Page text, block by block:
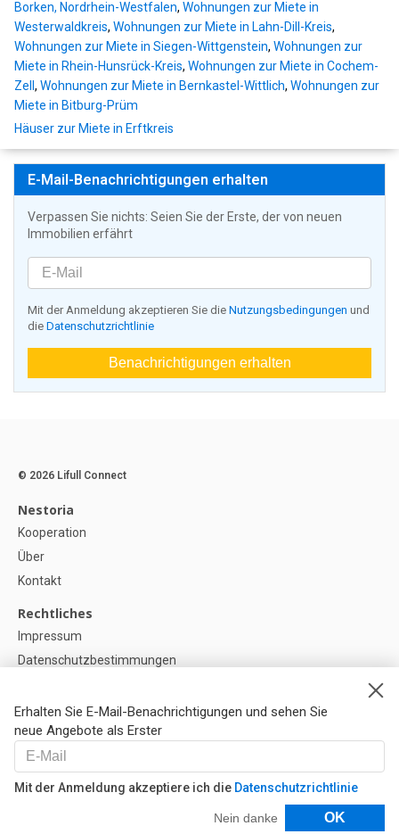
Borken, Nordrhein-Westfalen, Wohnungen zur Miete in
Westerwaldkreis, Wohnungen zur Miete in Lahn-Dill-Kreis,
Wohnungen zur Miete in Siegen-Wittgenstein, Wohnungen zur
Miete in Rhein-Hunsrück-Kreis, Wohnungen zur Miete in Cochem-
Zell , Wohnungen zur Miete in Bernkastel-Wittlich, Wohnungen zur
Miete in Bitburg-Prüm
Häuser zur Miete in Erftkreis
E-Mail-Benachrichtigungen erhalten
Verpassen Sie nichts: Seien Sie der Erste, der von neuen
Immobilien erfährt
Mit der Anmeldung akzeptieren Sie die Nutzungsbedingungen und
die Datenschutzrichtlinie
Benachrichtigungen erhalten
Erhalten Sie E-Mail-Benachrichtigungen und sehen Sie
neue Angebote als Erster
Mit der Anmeldung akzeptiere ich die Datenschutzrichtlinie
Nein danke OK
Filter
© 2026 Lifull Connect
Nestoria
Kooperation
Über
Kontakt
Rechtliches
Impressum
Datenschutzbestimmungen
Cookie-Einstellunge
Hilfe
FAQ
Unsere Partner